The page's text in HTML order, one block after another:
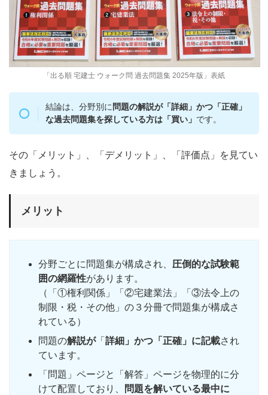
「出る順 宅建士 ウォーク問 過去問題集 2025年版」表紙
結論は、分野別に 問題の解説が「詳細」かつ「正確」
な過去問題集を探している方は「買い」 です。
その「メリット」、「デメリット」、「評価点」を見てい
きましょう。
メリット
分野ごとに問題集が構成され、 圧倒的な試験範
囲の網羅性があります。
（「①権利関係」「②宅建業法」「③法令上の
制限・税・その他」の３分冊で問題集が構成さ
れている）
問題の解説が「 詳細」かつ「正確」に記載され
ています。
「問題」ページと「解答」ページを物理的に分
けて配置しており、
問題を解いている最中に